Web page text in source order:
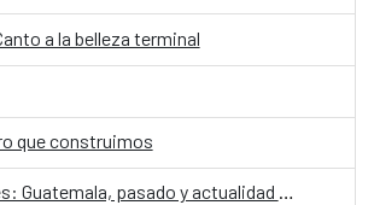
a la belleza terminal
que construimos
Conversaciones: Guatemala, pasado y actualidad en el valle de La Ermita